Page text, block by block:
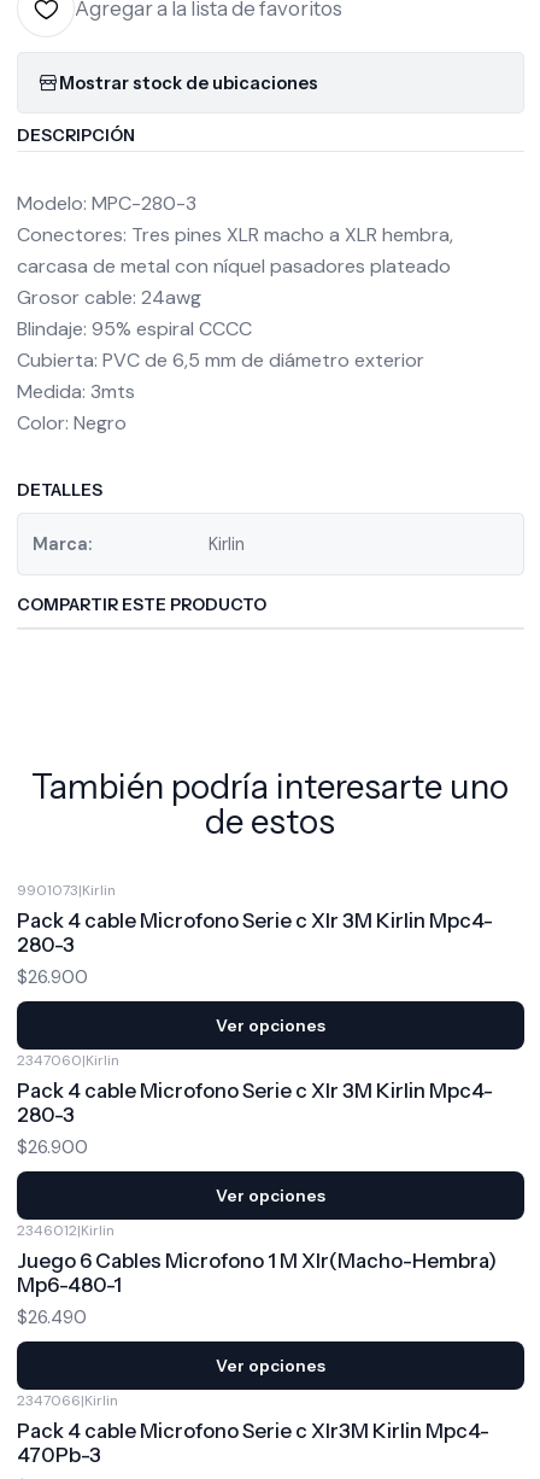
Agregar a la lista de favoritos
Mostrar stock de ubicaciones
DESCRIPCIÓN
Modelo: MPC-280-3
Conectores: Tres pines XLR macho a XLR hembra,
carcasa de metal con níquel pasadores plateado
Grosor cable: 24awg
Blindaje: 95% espiral CCCC
Cubierta: PVC de 6,5 mm de diámetro exterior
Medida: 3mts
Color: Negro
DETALLES
Marca: Kirlin
COMPARTIR ESTE PRODUCTO
También podría interesarte uno
de estos
9901073|Kirlin
Pack 4 cable Microfono Serie c Xlr 3M Kirlin Mpc4-
280-3
$26.900
Ver opciones
2347060|Kirlin
Pack 4 cable Microfono Serie c Xlr 3M Kirlin Mpc4-
280-3
$26.900
Ver opciones
2346012|Kirlin
Juego 6 Cables Microfono 1 M Xlr(Macho-Hembra)
Mp6-480-1
$26.490
Ver opciones
2347066|Kirlin
Pack 4 cable Microfono Serie c Xlr3M Kirlin Mpc4-
470Pb-3